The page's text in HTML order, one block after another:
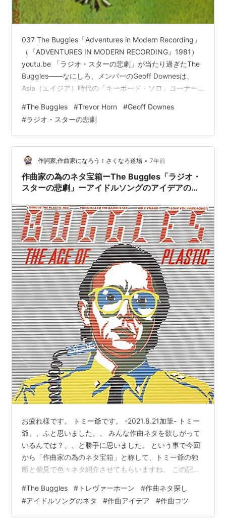
037 The Buggles「Adventures in Modern Recording」
（『ADVENTURES IN MODERN RECORDING』1981）
youtu.be 「ラジオ・スターの悲劇」が当たり過ぎたThe
Buggles――なにしろ、メンバーのGeoff Downesは、
Asia（エイジア）時代の「キーボード・ソロ」コーナー
――の、ラストアルバム（2作目だけど）。 私はコッチ
の方が結構好きでしてね。この前後にTrevor Hornと
Geoff DownesはYesに出入りしたんですけど、彼らの参
加作であったYes…
#The Buggles #Trevor Horn #Geoff Downes
#ラジオ・スターの悲劇
作詞家,作曲家になろう！さくなろ道場 • 7年前
作曲家の為のネタ宝箱ーThe Buggles「ラジオ・
スターの悲劇」ーアイドルソングのアイデアの宝
お疲れ様です。 トミー爺です。 -2021.8.21加筆- トミー
爺、、ふと思いました、、 みんな作曲ネタを欲しがって
いるんでは？、、と勝手に思いました。 という事で今回
から「作曲家の為のネタ宝箱」と称して、トミー爺の独
断と偏見で色々ネタ紹介させてもらいますね。 この記事
ラジオ・スターの悲劇ー 「The Buggles」物凄く綿密に
計算されたエレクトリック・ポップja.wikipedia.org －
「The Buggles」のwikipediaから引用－ ただ聞く、何と
#The Buggles # トレヴァーホーン #作曲ネタ探し
#アイドルソングのネタ #作曲アイデア #作曲コツ